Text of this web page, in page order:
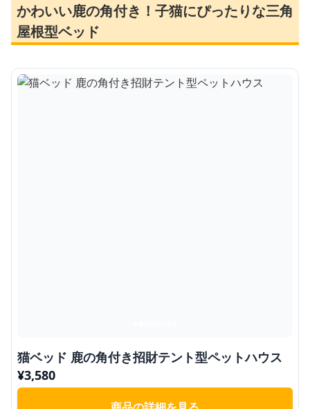
かわいい鹿の角付き！子猫にぴったりな三角
屋根型ベッド
猫ベッド 鹿の角付き招財テント型ペットハウス
¥3,580